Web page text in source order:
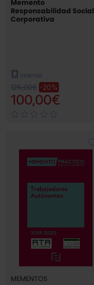
Memento
Responsabilidad Social
Corporativa
Internet
125,00€ -20%
100,00€
MEMENTOS